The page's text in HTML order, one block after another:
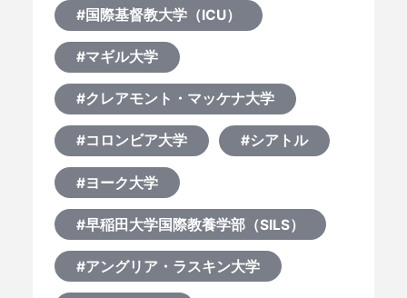
#国際基督教大学（ICU）
#マギル大学
#クレアモント・マッケナ大学
#コロンビア大学 #シアトル
#ヨーク大学
#早稲田大学国際教養学部（SILS）
#アングリア・ラスキン大学